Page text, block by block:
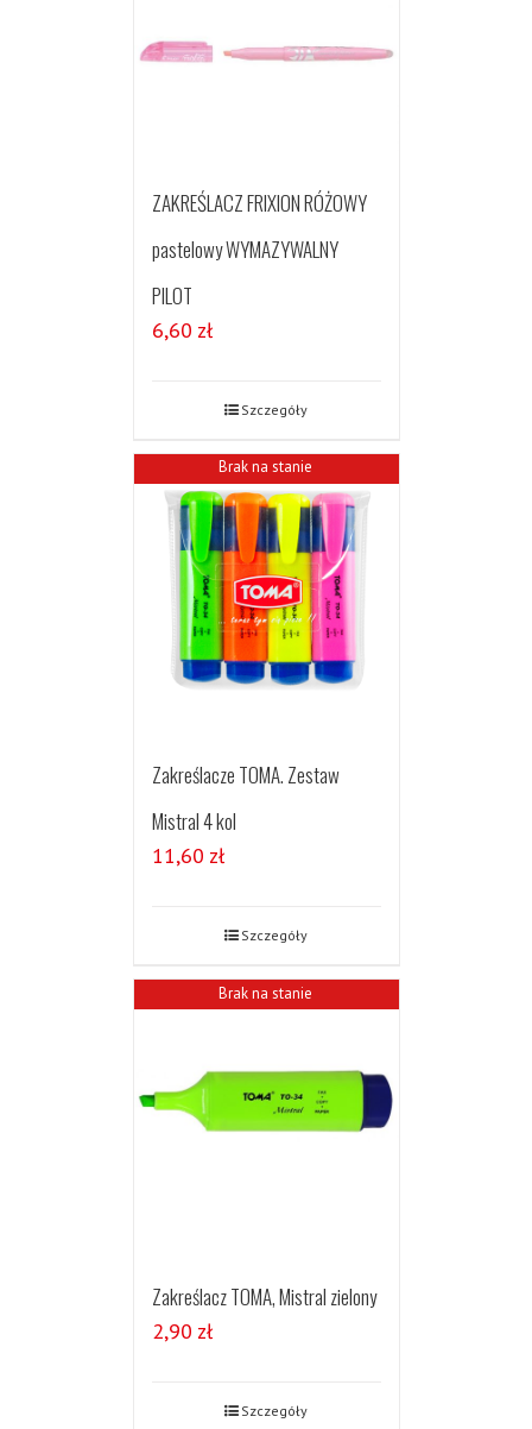
ZAKREŚLACZ FRIXION RÓŻOWY
pastelowy WYMAZYWALNY
PILOT
6,60 zł
Szczegóły
Brak na stanie
Zakreślacze TOMA. Zestaw
Mistral 4 kol
11,60 zł
Szczegóły
Brak na stanie
Zakreślacz TOMA, Mistral zielony
2,90 zł
Szczegóły